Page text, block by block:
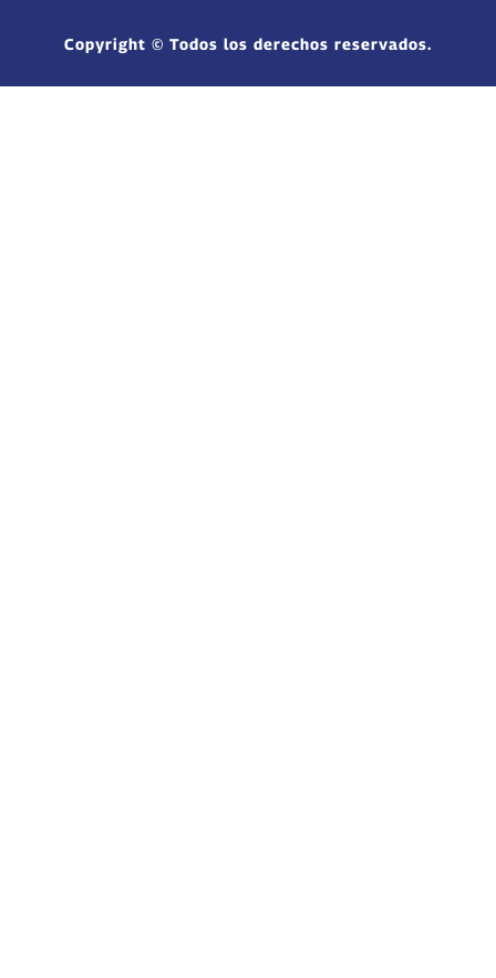
Copyright © Todos los derechos reservados.